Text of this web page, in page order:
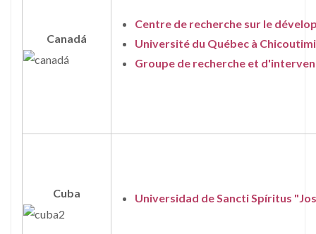
Canadá
Centre de recherche sur le
Université du Québec à
Groupe de recherche et
Cuba Universidad de Sancti Spíritus